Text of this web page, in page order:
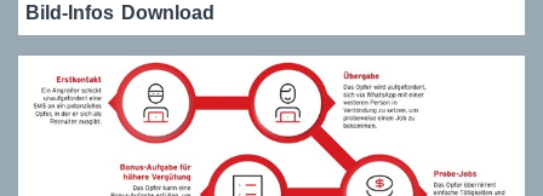
Bild-Infos Download